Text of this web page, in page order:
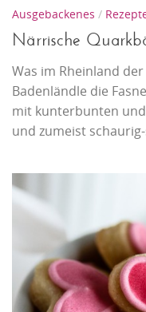
Ausgebackenes /
Närrische
Was im Rheinland
Badenländle die
mit kunterbunten
und zumeist